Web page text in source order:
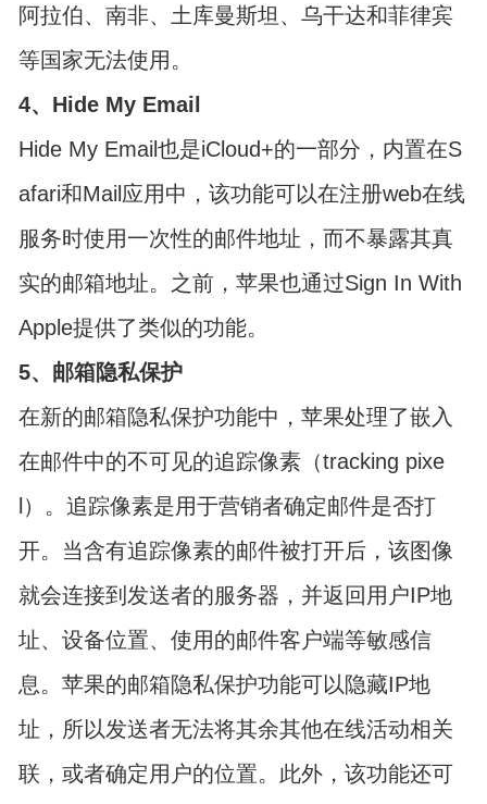
阿拉伯、南非、土库曼斯坦、乌干达和菲律宾
等国家无法使用。
4、Hide My Email
Hide My Email也是iCloud+的一部分，内置在S
afari和Mail应用中，该功能可以在注册web在线
服务时使用一次性的邮件地址，而不暴露其真
实的邮箱地址。之前，苹果也通过Sign In With
Apple提供了类似的功能。
5、邮箱隐私保护
在新的邮箱隐私保护功能中，苹果处理了嵌入
在邮件中的不可见的追踪像素（tracking pixe
l）。追踪像素是用于营销者确定邮件是否打
开。当含有追踪像素的邮件被打开后，该图像
就会连接到发送者的服务器，并返回用户IP地
址、设备位置、使用的邮件客户端等敏感信
息。苹果的邮箱隐私保护功能可以隐藏IP地
址，所以发送者无法将其余其他在线活动相关
联，或者确定用户的位置。此外，该功能还可